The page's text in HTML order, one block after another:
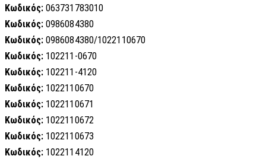
Κωδικός: 063731783010
Κωδικός: 0986084380
Κωδικός: 0986084380/1022110670
Κωδικός: 102211-0670
Κωδικός: 102211-4120
Κωδικός: 1022110670
Κωδικός: 1022110671
Κωδικός: 1022110672
Κωδικός: 1022110673
Κωδικός: 1022114120